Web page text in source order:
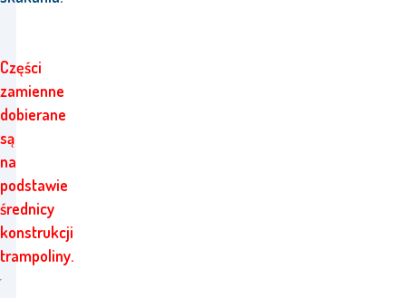
Części
zamienne
dobierane
są
na
podstawie
średnicy
konstrukcji
trampoliny.